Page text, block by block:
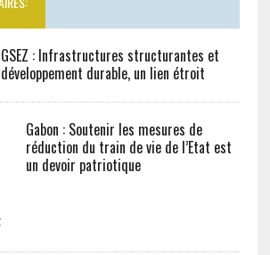
GSEZ : Infrastructures structurantes et
développement durable, un lien étroit
Gabon : Soutenir les mesures de
réduction du train de vie de l’Etat est
un devoir patriotique